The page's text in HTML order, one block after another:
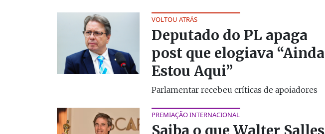
VOLTOU ATRÁS
Deputado do PL apaga
post que elogiava “Ainda
Estou Aqui”
Parlamentar recebeu críticas de apoiadores
PREMIAÇÃO INTERNACIONAL
Saiba o que Walter Salles